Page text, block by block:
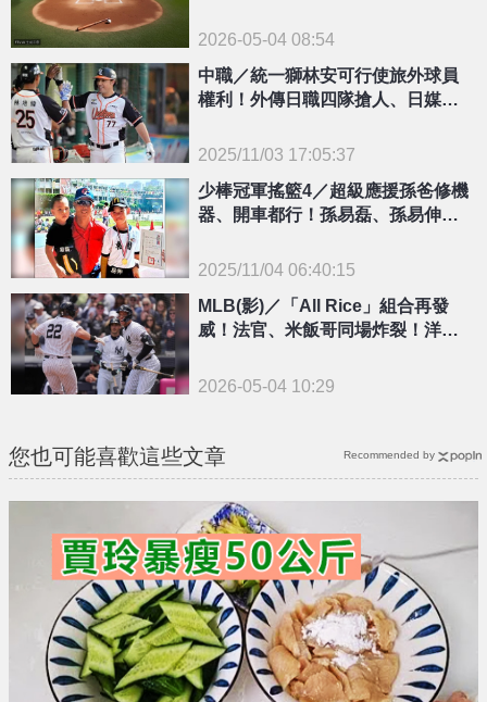
2026-05-04 08:54
{PLAYICON}
中職／統一獅林安可行使旅外球員
權利！外傳日職四隊搶人、日媒爆
2025/11/03 17:05:37
{PLAYICON}
少棒冠軍搖籃4／超級應援孫爸修機
器、開車都行！孫易磊、孫易伸河
2025/11/04 06:40:15
MLB(影)／「All Rice」組合再發
威！法官、米飯哥同場炸裂！洋基3
2026-05-04 10:29
您也可能喜歡這些文章 Recommended by